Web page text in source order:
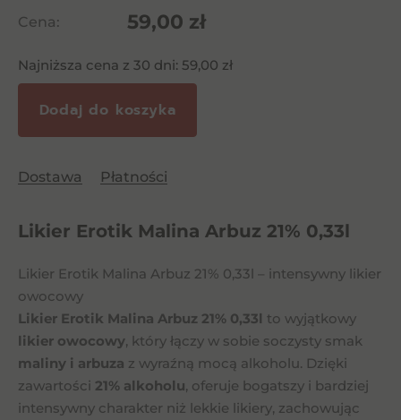
Cena: 59,00 zł
Najniższa cena z 30 dni: 59,00 zł
Dodaj do koszyka
Dostawa Płatności
Likier Erotik Malina Arbuz 21% 0,33l
Likier Erotik Malina Arbuz 21% 0,33l – intensywny likier
owocowy
Likier Erotik Malina Arbuz 21% 0,33l to wyjątkowy
likier owocowy, który łączy w sobie soczysty smak
maliny i arbuza z wyraźną mocą alkoholu. Dzięki
zawartości 21% alkoholu, oferuje bogatszy i bardziej
intensywny charakter niż lekkie likiery, zachowując